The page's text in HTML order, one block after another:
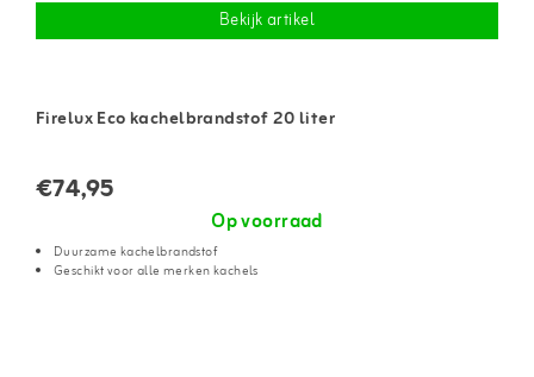
Bekijk artikel
Firelux Eco kachelbrandstof 20 liter
€74,95
Op voorraad
Duurzame kachelbrandstof
Geschikt voor alle merken kachels